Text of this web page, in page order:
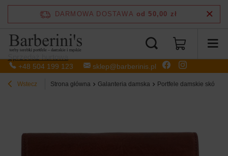
+48 504 199 123 sklep@barberinis.pl
DARMOWA DOSTAWA od 50,00 zł
Wstecz Strona główna Galanteria damska Portfele damskie